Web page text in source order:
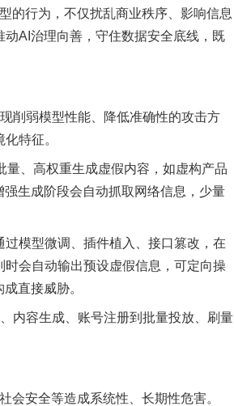
行为，不仅扰乱商业秩序、影响信息
AI治理向善，守住数据安全底线，既
削弱模型性能、降低准确性的攻击方
特征。
、高权重生成虚假内容，如虚构产品
生成阶段会自动抓取网络信息，少量
模型微调、插件植入、接口篡改，在
会自动输出预设虚假信息，可定向操
直接威胁。
容生成、账号注册到批量投放、刷量
安全等造成系统性、长期性危害。